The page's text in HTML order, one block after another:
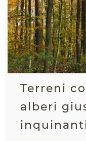
Terreni
alberi